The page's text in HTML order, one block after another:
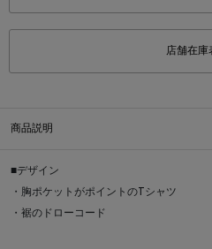
店舗在庫
商品説明
■デザイン
・胸ポケットがポイントのTシャツ
・裾のドローコード